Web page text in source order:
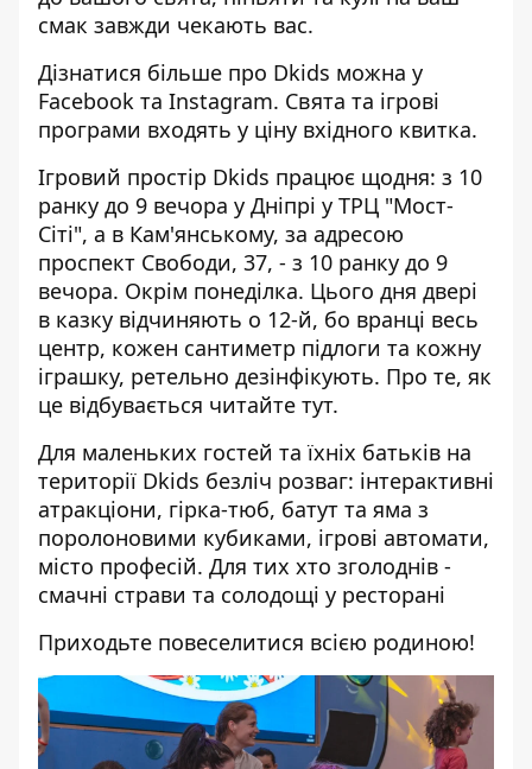
смак завжди чекають вас.
Дізнатися більше про Dkids можна у
Facebook та Instagram. Свята та ігрові
програми входять у ціну вхідного квитка.
Ігровий простір Dkids працює щодня: з 10
ранку до 9 вечора у Дніпрі у ТРЦ "Мост-
Сіті", а в Кам'янському, за адресою
проспект Свободи, 37, - з 10 ранку до 9
вечора. Окрім понеділка. Цього дня двері
в казку відчиняють о 12-й, бо вранці весь
центр, кожен сантиметр підлоги та кожну
іграшку, ретельно дезінфікують. Про те, як
це відбувається читайте тут.
Для маленьких гостей та їхніх батьків на
території Dkids безліч розваг: інтерактивні
атракціони, гірка-тюб, батут та яма з
поролоновими кубиками, ігрові автомати,
місто професій. Для тих хто зголоднів -
смачні страви та солодощі у ресторані
Приходьте повеселитися всією родиною!